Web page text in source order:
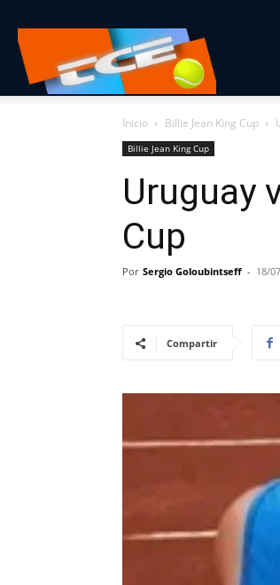
con
Estilo
Inicio Billie Jean King Cup
Billie Jean King Cup
Uruguay
Cup
Por Sergio Goloubintseff - 18/
Compartir